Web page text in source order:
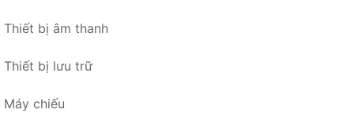
Thiết bị âm thanh
Thiết bị lưu trữ
Máy chiếu